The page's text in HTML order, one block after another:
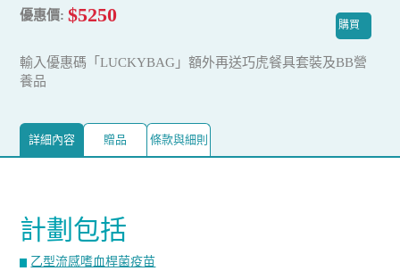
優惠價:$5250 購買
輸入優惠碼「LUCKYBAG」額外再送巧虎餐具套裝及BB營
養品
詳細內容 贈品 條款與細則
計劃包括
乙型流感嗜血桿菌疫苗